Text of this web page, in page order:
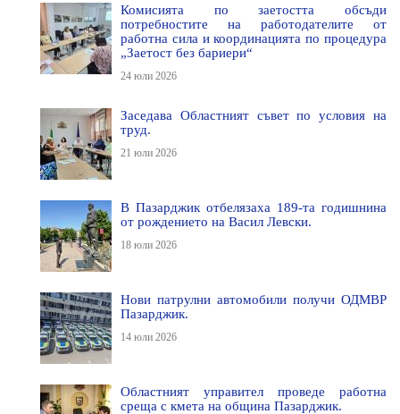
Комисията по заетостта обсъди
потребностите на работодателите от
работна сила и координацията по процедура
„Заетост без бариери“
24 юли 2026
Заседава Областният съвет по условия на
труд.
21 юли 2026
В Пазарджик отбелязаха 189-та годишнина
от рождението на Васил Левски.
18 юли 2026
Нови патрулни автомобили получи ОДМВР
Пазарджик.
14 юли 2026
Областният управител проведе работна
среща с кмета на община Пазарджик.